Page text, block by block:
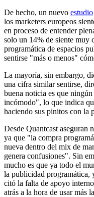
De hecho, un nuevo estudio
los marketers europeos
en proceso de entender
solo un 14% de siente muy
programática de espacios
sentirse "más o menos"
La mayoría, sin embargo,
una cifra similar sentirse,
buena noticia es que
incómodo", lo que indica
haciendo sus pinitos con la
Desde Quantcast aseguran
ya que "la compra
nueva dentro del mix de
genera confusiones". Sin
mucho es que ya todo el
la publicidad programática,
citó la falta de apoyo
atrás a la hora de usar más